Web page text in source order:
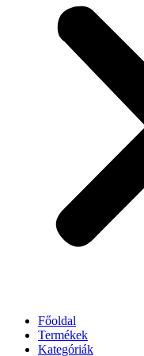
Főoldal
Termékek
Kategóriák